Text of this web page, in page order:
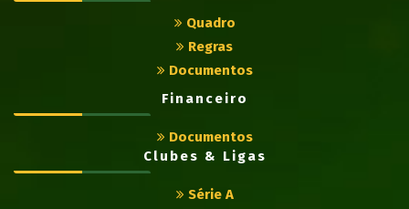
Quadro
Regras
Documentos
Financeiro
Documentos
Clubes & Ligas
Série A